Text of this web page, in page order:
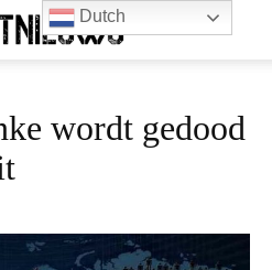
wordt gedood
Dutch